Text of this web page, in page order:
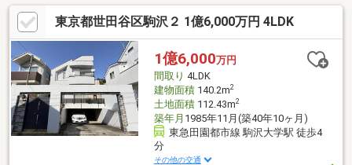
成城石井柿の木坂店まで徒歩6分（約420m）・トモズ野沢店まで
徒歩8分（約600m）・ファミリーマート目黒柿の木坂店まで徒歩5
分（約380m）・目黒区立東根小学校まで徒歩6分（約410m）・目
黒区立第十中学校まで徒歩10分（約730m）・世田谷野沢郵便局ま
で徒歩7分（約560m）
東京都世田谷区駒沢２ 1億6,000万円 4LDK
1億6,000万円
間取り 4LDK
建物面積140.2m2
土地面積112.43m2
築年月 1985年11月(築40年10ヶ月)
東急田園都市線 駒沢大学駅 徒歩4
分
その他の交通